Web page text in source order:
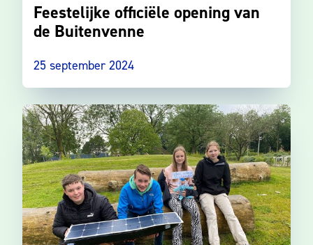
Feestelijke officiële opening van
de Buitenvenne
25 september 2024